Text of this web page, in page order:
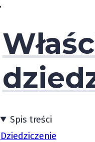
Spis treści
Dziedziczenie